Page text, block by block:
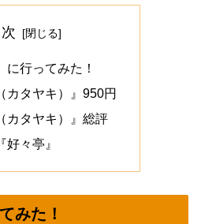
に行ってみた！
カタヤキ）』950円
カタヤキ）』総評
好々亭』
みた！